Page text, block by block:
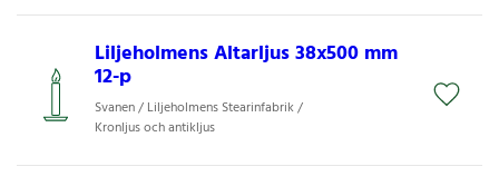
Liljeholmens Altarljus 38x500 mm
12-p
Svanen / Liljeholmens Stearinfabrik /
Kronljus och antikljus